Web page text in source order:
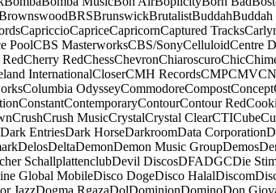
BRSBrunswickBrutalistBuddahBuddah
CapriccioCapriceCapricornCaptured Tracks
PoolCBS MasterworksCBS/SonyCelluloidCentre
Cherry RedChessChevronChiaroscuroChic
InternationalCloserCMH RecordsCMPCMV
Columbia OdysseyCommodoreCompostConcept
ConstantContemporaryContourContour Red
CrushCrush MusicCrystalCrystal ClearCTICube
Dark EntriesDark HorseDarkroomData Corporation
DelosDeltaDemonDemon Music GroupDemos
SchallplattenclubDevil DiscosDFADGCDie
Global MobileDisco DogeDisco HalalDiscom